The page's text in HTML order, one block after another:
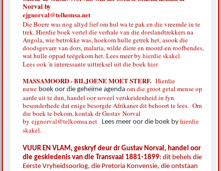
Norval by
ejgnorval@telkomsa.net
Die Boere was nog altyd lief om hul wa te pak en die vreemde in te
trek. Hierdie boek vertel die verhale van die dorslandtrekkers na
Angola, wie betrokke was, hoekom hulle getrek het, asook die
doodsgevare van dors, malaria, wilde diere en moord-en roofbendes,
wat hulle oppad teëgekom het. Lees meer byhierdie skakel.
Lees ook 'n interessante uittreksel uit die boekhier
MASSAMOORD - BILJOENE MOET STERF.Hierdie
nuwe boek oor die geheime agenda om die groot getal mense op
aarde uit te dun, handel oor soveel verskeidenheid in fyn
besonderhede dat enige besorgde Afrikaner dit behoort te lees. Om
die boek te bekom, kontak dr Gustav Norval
byejgnorval@telkomsa.net Lees meer oor die boek byhierdie
skakel.
VUUR EN VLAM, geskryf deur dr Gustav Norval, handel oor
die geskiedenis van die Transvaal 1881-1899: dit behels die
Eerste Vryheidsoorlog, die Pretoria Konvensie, die ontstaan